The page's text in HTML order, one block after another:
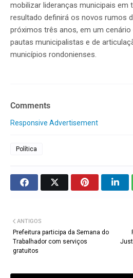
mobilizar lideranças municipais em
resultado definirá os novos rumos
próximos três anos, em um
pautas municipalistas e de
municípios rondonienses.
Comments
Responsive Advertisement
Política
ANTIGOS
Prefeitura participa da Semana do
Trabalhador com serviços
gratuitos